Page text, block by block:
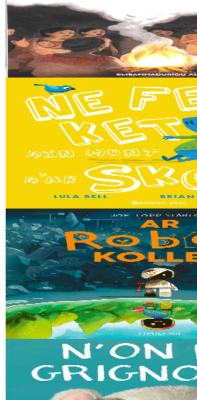
E penn uhelañ an torgennoù glas, lec'h
gant latar ar beurevezhioù disafar, eo
anvet Sakamch'en. En tu all...
Er stok 11,00 €
3 bloaz hag ouzhpenn
Bannoù-heol
Ne fell ket din mont d'ar skol !
Hiziv emañ devezh skol kentañ
ket dezho mont, tamm ebet ! Pa grogo ar
pezh mell souezhenn....
13,00 €
8 vloaz hag ouzhpenn
Timilenn
Ar Robot kollet
E kreiz-kreiz un toull-lastez... ez eus ur
deus ket soñj eus pelec’h eo deuet nag
gouzout a ra n’eo...
Er stok14,00 €
3 bloaz hag ouzhpenn
Bannoù-heol
N'on ket grignous !